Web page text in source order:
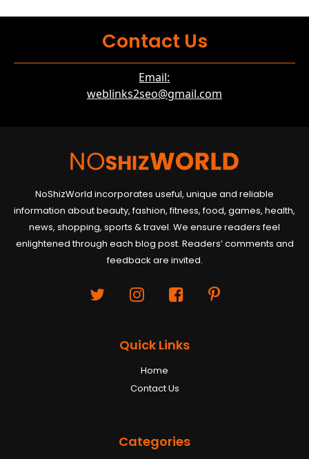
NoShizWorld incorporates useful, unique and reliable
feedback are invited.
Quick Links
Home
Contact Us
Categories
GAMES
HEALTH